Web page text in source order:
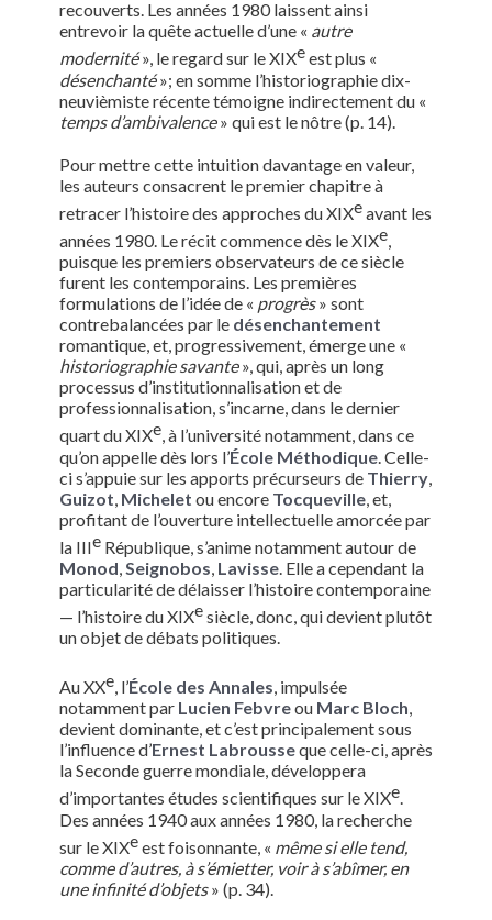
recouverts. Les années 1980 laissent ainsi
entrevoir la quête actuelle d’une « autre
modernité», le regard sur le XIXeest plus «
désenchanté»; en somme l’historiographie dix-
neuvièmiste récente témoigne indirectement du «
temps d’ambivalence» qui est le nôtre (p. 14).
Pour mettre cette intuition davantage en valeur,
les auteurs consacrent le premier chapitre à
retracer l’histoire des approches du XIXeavant les
années 1980. Le récit commence dès le XIXe,
puisque les premiers observateurs de ce siècle
furent les contemporains. Les premières
formulations de l’idée de « progrès» sont
contrebalancées par le désenchantement
romantique, et, progressivement, émerge une «
historiographie savante», qui, après un long
processus d’institutionnalisation et de
professionnalisation, s’incarne, dans le dernier
quart du XIXe, à l’université notamment, dans ce
qu’on appelle dès lors l’École Méthodique. Celle-
ci s’appuie sur les apports précurseurs de Thierry,
Guizot Michelet ou encore Tocqueville, et,
profitant de l’ouverture intellectuelle amorcée par
la IIIeRépublique, s’anime notamment autour de
Monod,Seignobos, Lavisse. Elle a cependant la
particularité de délaisser l’histoire contemporaine
— l’histoire du XIXesiècle, donc, qui devient plutôt
un objet de débats politiques.
Au XXe, l’École des Annales, impulsée
notamment par Lucien Febvreou Marc Bloch,
devient dominante, et c’est principalement sous
l’influence d’Ernest Labrousseque celle-ci, après
la Seconde guerre mondiale, développera
d’importantes études scientifiques sur le XIXe.
Des années 1940 aux années 1980, la recherche
sur le XIXeest foisonnante, « même si elle tend,
comme d’autres, à s’émietter, voir à s’abîmer, en
une infinité d’objets» (p. 34).